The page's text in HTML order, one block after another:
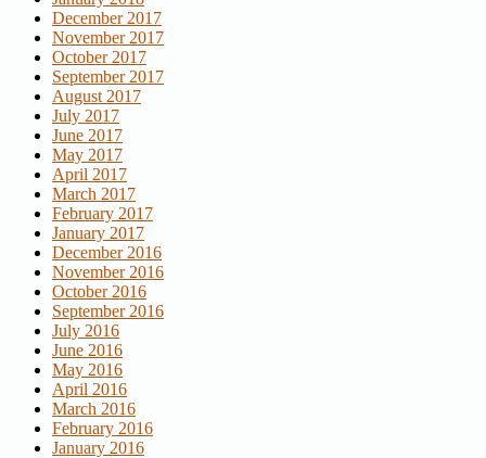
December 2017
November 2017
October 2017
September 2017
August 2017
July 2017
June 2017
May 2017
April 2017
March 2017
February 2017
January 2017
December 2016
November 2016
October 2016
September 2016
July 2016
June 2016
May 2016
April 2016
March 2016
February 2016
January 2016